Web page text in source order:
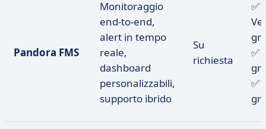
Pandora FMS
Monitoraggio
end-to-end,
alert in tempo
reale,
dashboard
personalizzabili,
supporto ibrido
Su
richiesta
✅
✅
✅